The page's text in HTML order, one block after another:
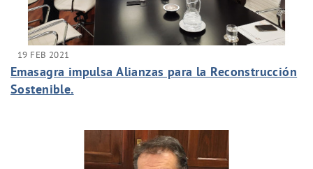
19 FEB 2021
Emasagra impulsa Alianzas para la Reconstrucción
Sostenible.